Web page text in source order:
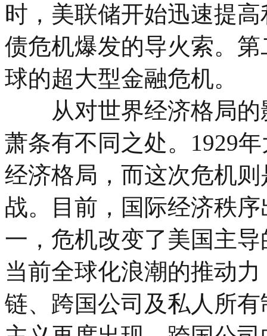
时，美联储开始迅速提
债危机爆发的导火索。
球的超大型金融危机。
从对世界经济格局的
萧条有不同之处。1929
经济格局，而这次危机
战。目前，国际经济秩
一，危机改变了美国主
当前全球化浪潮的推动
链、跨国公司及私人所